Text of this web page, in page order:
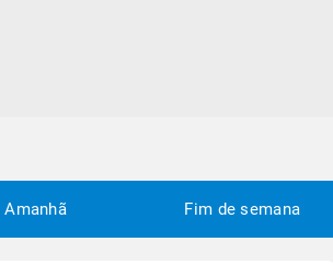
Amanhã Fim de semana